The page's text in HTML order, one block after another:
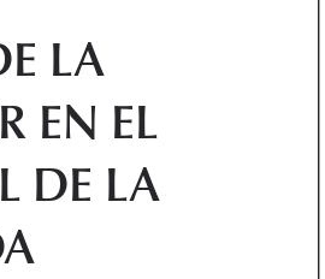
LA
EN EL
DE LA